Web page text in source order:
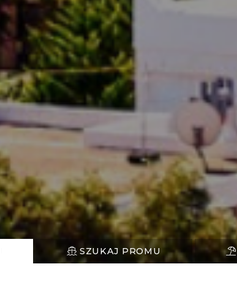
SZUKAJ PROMU